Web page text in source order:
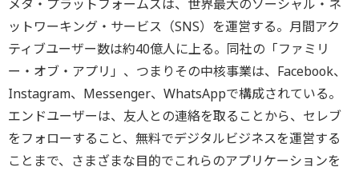
メタ・プラットフォームズは、世界最大のソーシャル・ネ
ットワーキング・サービス（SNS）を運営する。月間アク
ティブユーザー数は約40億人に上る。同社の「ファミリ
ー・オブ・アプリ」、つまりその中核事業は、Facebook、
Instagram、Messenger、WhatsAppで構成されている。
エンドユーザーは、友人との連絡を取ることから、セレブ
をフォローすること、無料でデジタルビジネスを運営する
ことまで、さまざまな目的でこれらのアプリケーションを